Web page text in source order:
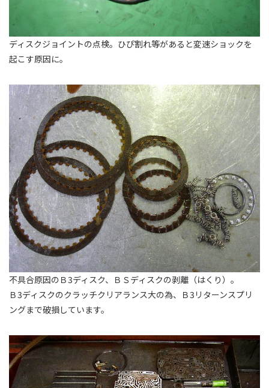
ディスクジョイントの点検。ひぴ割れ等があると変速ショックを
起こす原因に。
不具合原因のＢ3ディスク、ＢＳディスクの剥離（はくり）。
Ｂ3ディスクのクラッチクリアランス大の為、Ｂ3リターンスプリ
ングまで破損しています。